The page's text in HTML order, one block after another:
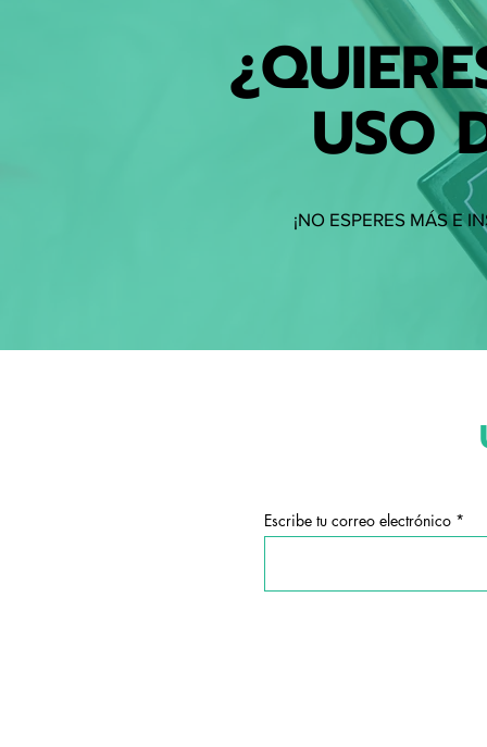
USO
¡NO ESPERES MÁS E
Escribe tu correo electrónico